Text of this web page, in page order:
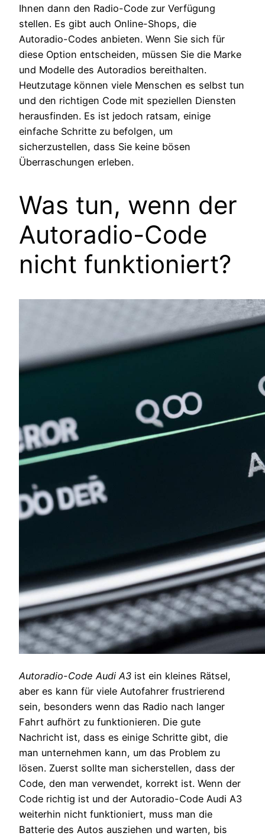
Ihnen dann den Radio-Code zur Verfügung
stellen. Es gibt auch Online-Shops, die
Autoradio-Codes anbieten. Wenn Sie sich für
diese Option entscheiden, müssen Sie die Marke
und Modelle des Autoradios bereithalten.
Heutzutage können viele Menschen es selbst tun
und den richtigen Code mit speziellen Diensten
herausfinden. Es ist jedoch ratsam, einige
einfache Schritte zu befolgen, um
sicherzustellen, dass Sie keine bösen
Überraschungen erleben.
Was tun, wenn der
Autoradio-Code
nicht funktioniert?
Autoradio-Code Audi A3 ist ein kleines Rätsel,
aber es kann für viele Autofahrer frustrierend
sein, besonders wenn das Radio nach langer
Fahrt aufhört zu funktionieren. Die gute
Nachricht ist, dass es einige Schritte gibt, die
man unternehmen kann, um das Problem zu
lösen. Zuerst sollte man sicherstellen, dass der
Code, den man verwendet, korrekt ist. Wenn der
Code richtig ist und der Autoradio-Code Audi A3
weiterhin nicht funktioniert, muss man die
Batterie des Autos ausziehen und warten, bis